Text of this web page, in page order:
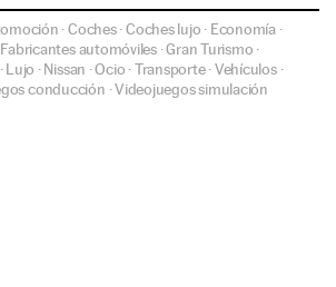
·Coches·Coches lujo · Economía·
Fabricantes automóviles ·Gran Turismo ·
Lujo ·Nissan ·Ocio ·Transporte·Vehículos·
conducción ·Videojuegos simulación